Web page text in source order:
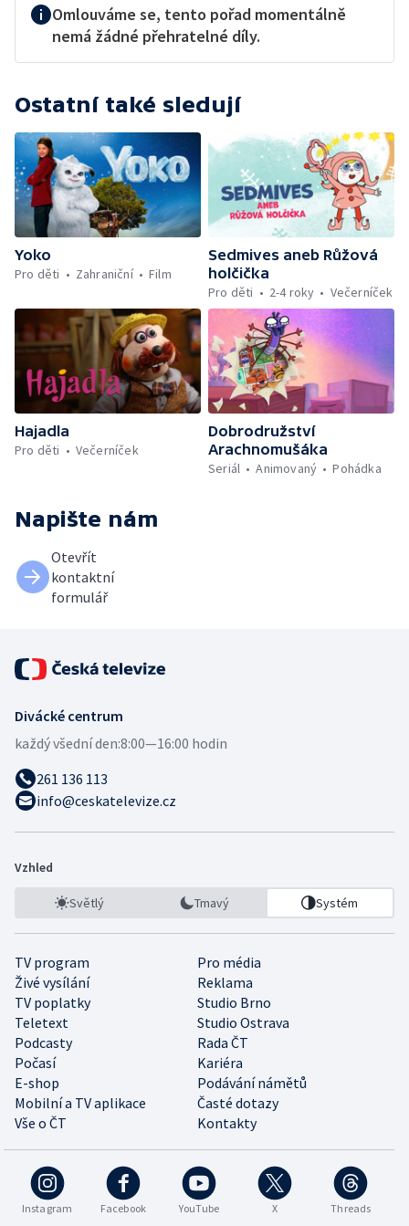
Omlouváme se, tento pořad momentálně
nemá žádné přehratelné díly.
Ostatní také sledují
Yoko
Pro děti
Zahraniční Film
Sedmives aneb Růžová
holčička
Pro děti
2-4 roky Večerníček
Hajadla
Pro děti
Večerníček
Dobrodružství
Arachnomušáka
Seriál
Animovaný Pohádka
Napište nám
Otevřít
kontaktní
formulář
Divácké centrum
každý všední den:8:00—16:00 hodin
261 136 113
info@ceskatelevize.cz
Vzhled
Světlý Tmavý Systém
TV program
Pro média
Živé vysílání
Reklama
TV poplatky
Studio Brno
Teletext
Studio Ostrava
Podcasty
Rada ČT
Počasí
Kariéra
E-shop
Podávání námětů
Mobilní a TV aplikace
Časté dotazy
Vše o ČT
Kontakty
Instagram Facebook YouTube X Threads